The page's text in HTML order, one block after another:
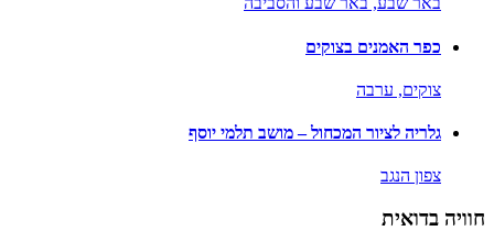
כפר האמנים בצוקים
צוקים, ערבה
גלריה לציור המכחול – מושב תלמי יוסף
צפון הנגב
חוויה בדואית